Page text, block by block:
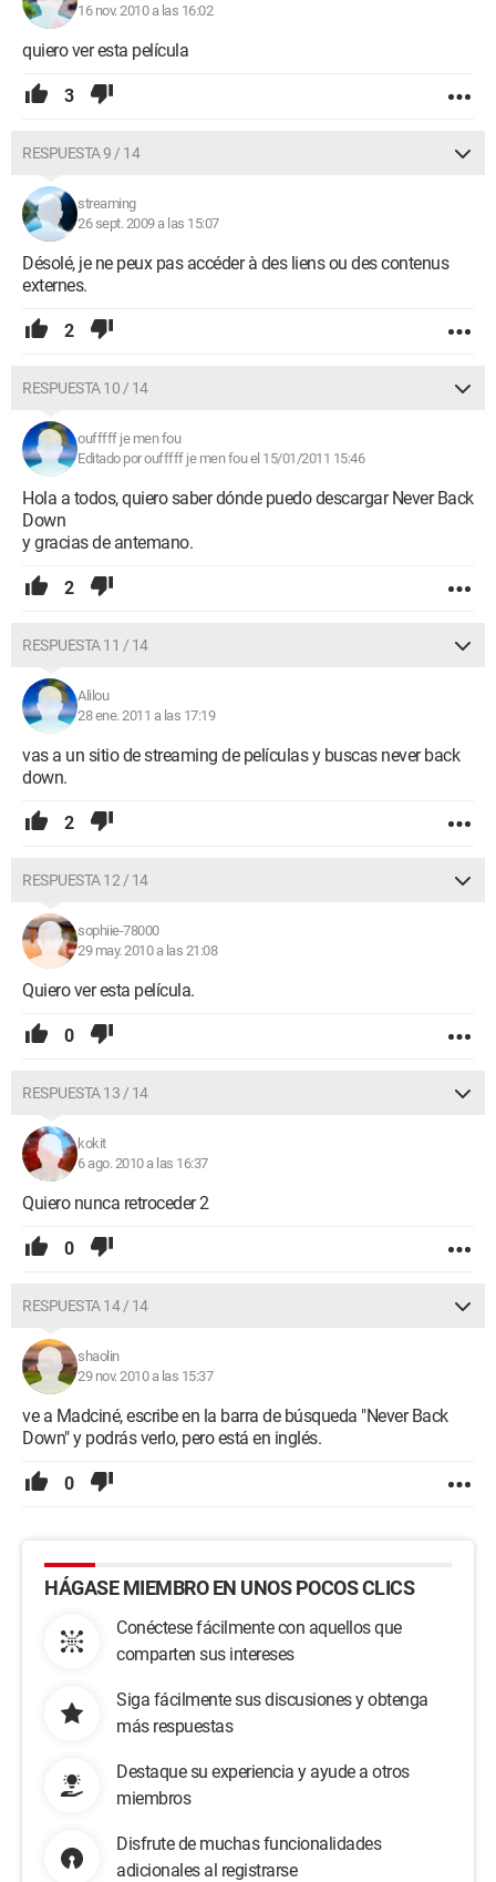
16 nov. 2010 a las 16:02
quiero ver esta película
3
RESPUESTA 9 / 14
streaming
26 sept. 2009 a las 15:07
Désolé, je ne peux pas accéder à des liens ou des contenus
externes.
2
RESPUESTA 10 / 14
oufffff je men fou
Editado por oufffff je men fou el 15/01/2011 15:46
Hola a todos, quiero saber dónde puedo descargar Never Back
Down
y gracias de antemano.
2
RESPUESTA 11 / 14
Alilou
28 ene. 2011 a las 17:19
vas a un sitio de streaming de películas y buscas never back
down.
2
RESPUESTA 12 / 14
sophiie-78000
29 may. 2010 a las 21:08
Quiero ver esta película.
0
RESPUESTA 13 / 14
kokit
6 ago. 2010 a las 16:37
Quiero nunca retroceder 2
0
RESPUESTA 14 / 14
shaolin
29 nov. 2010 a las 15:37
ve a Madciné, escribe en la barra de búsqueda "Never Back
Down" y podrás verlo, pero está en inglés.
0
HÁGASE MIEMBRO EN UNOS POCOS CLICS
Conéctese fácilmente con aquellos que
comparten sus intereses
Siga fácilmente sus discusiones y obtenga
más respuestas
Destaque su experiencia y ayude a otros
miembros
Disfrute de muchas funcionalidades
adicionales al registrarse